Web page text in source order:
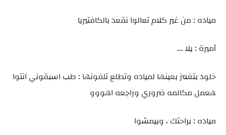
مياده : من غير كلام تعالوا نقعد بالكافتيريا
أميرة : يلا ...
خلود بتغمز بعينها لمياده وتطلع تلفونها : طب اسبقوني انتوا
هعمل مكالمه ضروري وراجعه اهووو
مياده : براحتك ، وبيمشوا